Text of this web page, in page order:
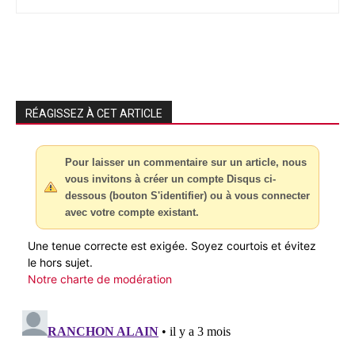
RÉAGISSEZ À CET ARTICLE
Pour laisser un commentaire sur un article, nous
vous invitons à créer un compte Disqus ci-
dessous (bouton S'identifier) ou à vous connecter
avec votre compte existant.
Une tenue correcte est exigée. Soyez courtois et évitez
le hors sujet.
Notre charte de modération